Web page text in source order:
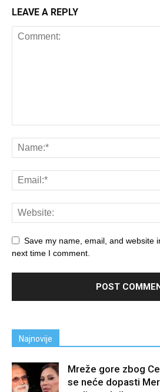
LEAVE A REPLY
Save my name, email, and website
next time I comment.
Najnovije
Mreže gore zbog
se neće dopasti